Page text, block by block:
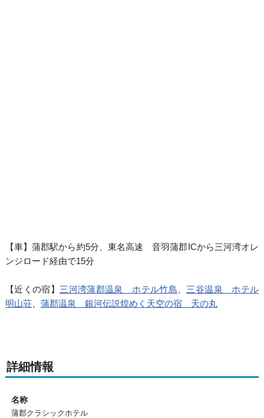
【車】蒲郡駅から約5分、東名高速 音羽蒲郡ICから三河湾オレ
ンジロード経由で15分
【近くの宿】 三河湾蒲郡温泉 ホテル竹島
三谷温泉 ホテル
明山荘、 蒲郡温泉 銀河伝説煌めく天空の宿 天の丸
詳細情報
名称
蒲郡クラシックホテル